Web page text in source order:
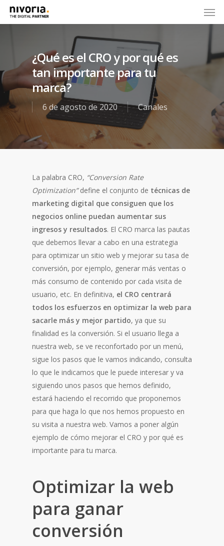
¿Qué es el CRO y por qué es
tan importante para tu
marca?
6 de agosto de 2020 Canales
La palabra CRO, “Conversion Rate
Optimization”define el conjunto de técnicas de
marketing digital que consiguen que los
negocios online puedan aumentar sus
ingresos y resultados. El CRO marca las pautas
que debemos llevar a cabo en una estrategia
para optimizar un sitio web y mejorar su tasa de
conversión, por ejemplo, generar más ventas o
más consumo de contenido por cada visita de
usuario, etc. En definitiva, el CRO centrará
todos los esfuerzos en optimizar la web para
sacarle más y mejor partido, ya que su
finalidad es la conversión. Si el usuario llega a
nuestra web, se ve reconfortado por un menú,
sigue los pasos que le vamos indicando, consulta
lo que le indicamos que le puede interesar y va
siguiendo unos pasos que hemos definido,
estará haciendo el recorrido que proponemos
para que haga lo que nos hemos propuesto en
su visita a nuestra web. Vamos a poner algún
ejemplo de cómo mejorar el CRO y por qué es
importante para tu marca.
Optimizar la web
para ganar
conversión